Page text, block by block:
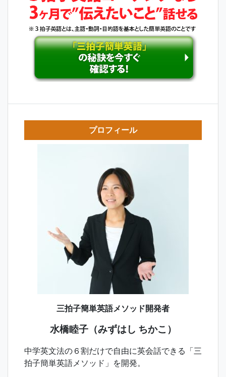
プロフィール
三拍子簡単英語メソッド開発者
水橋睦子（みずはし ちかこ）
中学英文法の６割だけで自由に英会話できる「三
拍子簡単英語メソッド」を開発。